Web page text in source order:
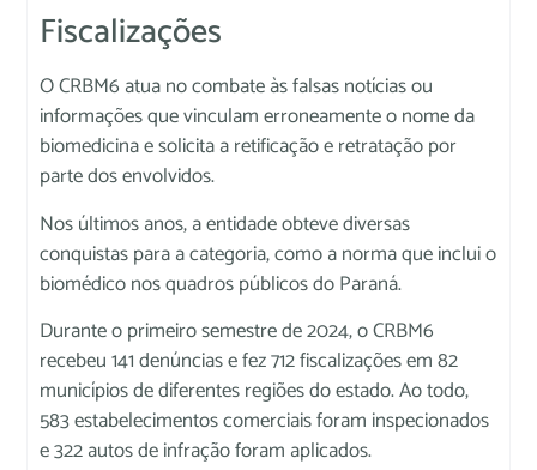
Fiscalizações
O CRBM6 atua no combate às falsas notícias ou
informações que vinculam erroneamente o nome da
biomedicina e solicita a retificação e retratação por
parte dos envolvidos.
Nos últimos anos, a entidade obteve diversas
conquistas para a categoria, como a norma que inclui o
biomédico nos quadros públicos do Paraná.
Durante o primeiro semestre de 2024, o CRBM6
recebeu 141 denúncias e fez 712 fiscalizações em 82
municípios de diferentes regiões do estado. Ao todo,
583 estabelecimentos comerciais foram inspecionados
e 322 autos de infração foram aplicados.